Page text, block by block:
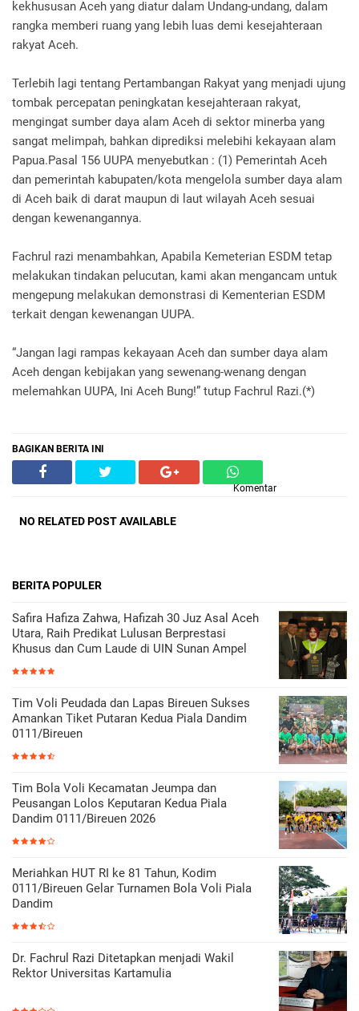
kekhususan Aceh yang diatur dalam Undang-undang, dalam
rangka memberi ruang yang lebih luas demi kesejahteraan
rakyat Aceh.
Terlebih lagi tentang Pertambangan Rakyat yang menjadi ujung
tombak percepatan peningkatan kesejahteraan rakyat,
mengingat sumber daya alam Aceh di sektor minerba yang
sangat melimpah, bahkan diprediksi melebihi kekayaan alam
Papua.Pasal 156 UUPA menyebutkan : (1) Pemerintah Aceh
dan pemerintah kabupaten/kota mengelola sumber daya alam
di Aceh baik di darat maupun di laut wilayah Aceh sesuai
dengan kewenangannya.
Fachrul razi menambahkan, Apabila Kemeterian ESDM tetap
melakukan tindakan pelucutan, kami akan mengancam untuk
mengepung melakukan demonstrasi di Kementerian ESDM
terkait dengan kewenangan UUPA.
“Jangan lagi rampas kekayaan Aceh dan sumber daya alam
Aceh dengan kebijakan yang sewenang-wenang dengan
melemahkan UUPA, Ini Aceh Bung!” tutup Fachrul Razi.(*)
BAGIKAN BERITA INI
Komentar
NO RELATED POST AVAILABLE
BERITA POPULER
Safira Hafiza Zahwa, Hafizah 30 Juz Asal Aceh
Utara, Raih Predikat Lulusan Berprestasi
Khusus dan Cum Laude di UIN Sunan Ampel
Tim Voli Peudada dan Lapas Bireuen Sukses
Amankan Tiket Putaran Kedua Piala Dandim
0111/Bireuen
Tim Bola Voli Kecamatan Jeumpa dan
Peusangan Lolos Keputaran Kedua Piala
Dandim 0111/Bireuen 2026
Meriahkan HUT RI ke 81 Tahun, Kodim
0111/Bireuen Gelar Turnamen Bola Voli Piala
Dandim
Dr. Fachrul Razi Ditetapkan menjadi Wakil
Rektor Universitas Kartamulia